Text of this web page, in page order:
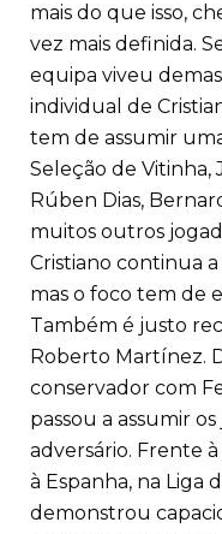
mais do que isso,
vez mais definida.
equipa viveu
individual de
tem de assumir
Seleção de Vitinha,
Rúben Dias,
muitos outros
Cristiano continua
mas o foco tem de
Também é justo
Roberto Martínez.
conservador com
passou a assumir
adversário. Frente
à Espanha, na Liga
demonstrou